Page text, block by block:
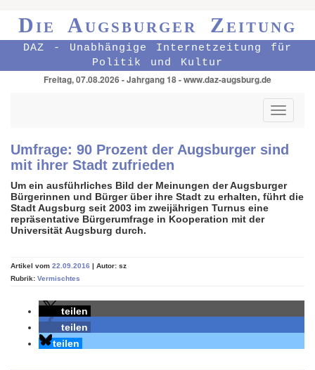
Die Augsburger Zeitung
DAZ - Unabhängige Internetzeitung für
Politik und Kultur
Freitag, 07.08.2026 - Jahrgang 18 - www.daz-augsburg.de
Toggle
Umfrage: 90 Prozent der Augsburger sind
mit ihrer Stadt zufrieden
Um ein ausführliches Bild der Meinungen der Augsburger
Bürgerinnen und Bürger über ihre Stadt zu erhalten, führt die
Stadt Augsburg seit 2003 im zweijährigen Turnus eine
repräsentative Bürgerumfrage in Kooperation mit der
Universität Augsburg durch.
Artikel vom 22.09.2016 | Autor: sz
Rubrik: Vermischtes
teilen
teilen
teilen